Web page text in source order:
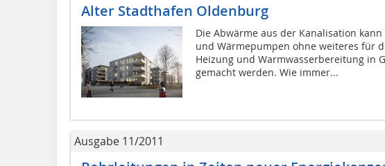
Alter Stadthafen Oldenburg
Die Abwärme aus der Kanalisation
und Wärmepumpen ohne weiteres für
Heizung und Warmwasserbereitung in
gemacht werden. Wie immer...
Ausgabe 11/2011